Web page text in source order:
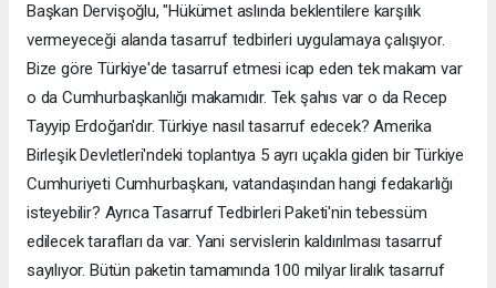
Başkan Dervişoğlu, "Hükümet aslında beklentilere karşılık
vermeyeceği alanda tasarruf tedbirleri uygulamaya çalışıyor.
Bize göre Türkiye'de tasarruf etmesi icap eden tek makam var
o da Cumhurbaşkanlığı makamıdır. Tek şahıs var o da Recep
Tayyip Erdoğan'dır. Türkiye nasıl tasarruf edecek? Amerika
Birleşik Devletleri'ndeki toplantıya 5 ayrı uçakla giden bir Türkiye
Cumhuriyeti Cumhurbaşkanı, vatandaşından hangi fedakarlığı
isteyebilir? Ayrıca Tasarruf Tedbirleri Paketi'nin tebessüm
edilecek tarafları da var. Yani servislerin kaldırılması tasarruf
sayılıyor. Bütün paketin tamamında 100 milyar liralık tasarruf